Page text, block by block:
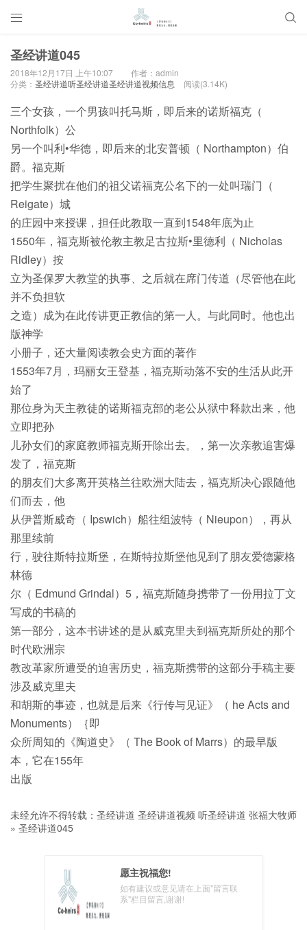
 
圣经讲道045
2018年12月17日 上午10:07
作者：admin
分类： 圣经讲道听圣经讲道圣经讲道视频信息 阅读(3.14K)
三个女孩，一个男孩叫托马斯，即后来的诺斯福克（
Northfolk）公
另一个叫利•华德，即后来的北安普顿（ Northampton）伯
爵。福克斯
把学生聚扰在他们的祖父诺福克公名下的一处叫瑞门（
Reigate）城
的庄园中来授课，担任此教取一直到1548年底为止
1550年，福克斯被伦教主教足古拉斯•里德利（ Nicholas
Ridley）按
立为圣保罗大教堂的执事、之后就在席门传道（尽管他在此
并不负担软
之造）成为在此传讲更正教信的第一人。与此同时。他也出
版神学
小册子，还大量阅读教会史方面的著作
1553年7月，玛丽女王登基，福克斯动落不安的生活从此开
始了
那位身为天主教徒的诺斯福克部的老公从狱中释款出来，他
立即把孙
儿孙女们的家庭教师福克斯开除出去。，第一次亲教追害爆
发了，福克斯
的朋友们大多离开英格兰往欧洲大陆去，福克斯决心跟随他
们而去，他
从伊普斯威奇（ Ipswich）船往组波特（ Nieupon），再从
那里续前
行，驶往斯特拉斯堡，在斯特拉斯堡他见到了朋友爱德蒙格
林德
尔（ Edmund Grindal）5，福克斯随身携带了一份用拉丁文
写成的书稿的
第一部分，这本书讲述的是从威克里夫到福克斯所处的那个
时代欧洲宗
教改革家所遭受的迫害历史，福克斯携带的这部分手稿主要
涉及威克里夫
和胡斯的事迹，也就是后来《行传与见证》（ he Acts and
Monuments）｛即
众所周知的《陶道史》（ The Book of Marrs）的最早版
本，它在155年
出版
未经允许不得转载： 圣经讲道 圣经讲道视频 听圣经讲道 张福大牧师
» 圣经讲道045
愿主祝福您!
如有建议或意见请在上面"留言联
系"栏目留言,谢谢!